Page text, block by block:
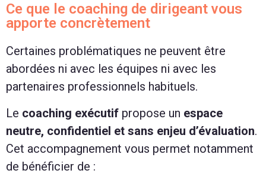
Ce que le coaching de dirigeant vous
apporte concrètement
Certaines problématiques ne peuvent être
abordées ni avec les équipes ni avec les
partenaires professionnels habituels.
Le coaching exécutif propose un espace
neutre, confidentiel et sans enjeu d’évaluation.
Cet accompagnement vous permet notamment
de bénéficier de :